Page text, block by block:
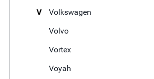
V
Volkswagen
Volvo
Vortex
Voyah